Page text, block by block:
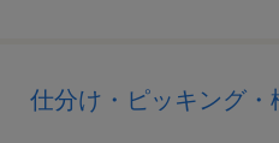
仕分け・ピッキング・